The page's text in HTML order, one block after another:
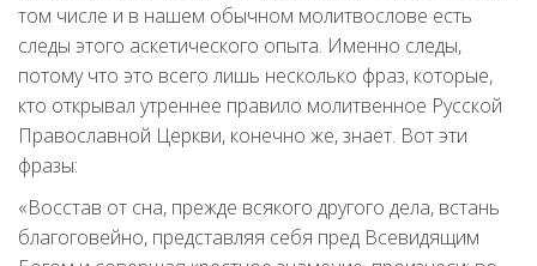
том числе и в нашем обычном молитвослове есть
следы этого аскетического опыта. Именно следы,
потому что это всего лишь несколько фраз, которые,
кто открывал утреннее правило молитвенное Русской
Православной Церкви, конечно же, знает. Вот эти
фразы:
«Восстав от сна, прежде всякого другого дела, встань
благоговейно, представляя себя пред Всевидящим